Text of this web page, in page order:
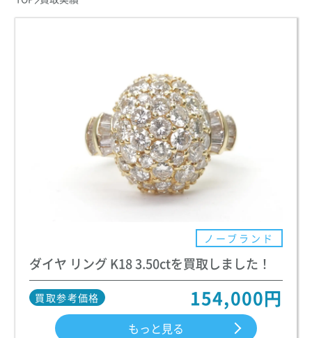
ノーブランド
ダイヤ リング K18 3.50ctを買取しました！
買取参考価格 154,000円
もっと見る